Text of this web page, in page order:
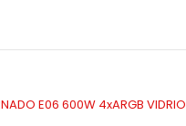
E06 600W 4xARGB VIDRIO